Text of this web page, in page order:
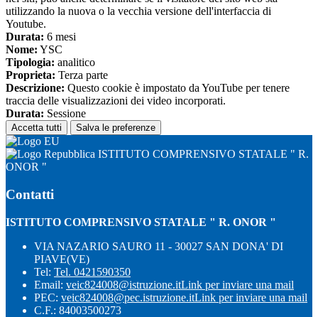
utilizzando la nuova o la vecchia versione dell'interfaccia di
Youtube.
Durata: 6 mesi
Nome: YSC
Tipologia: analitico
Proprieta: Terza parte
Descrizione: Questo cookie è impostato da YouTube per tenere
traccia delle visualizzazioni dei video incorporati.
Durata: Sessione
Accetta tutti Salva le preferenze
ISTITUTO COMPRENSIVO STATALE " R.
ONOR "
Contatti
ISTITUTO COMPRENSIVO STATALE " R. ONOR "
VIA NAZARIO SAURO 11 - 30027 SAN DONA' DI
PIAVE(VE)
Tel: Tel. 0421590350
Email: veic824008@istruzione.itLink per inviare una mail
PEC: veic824008@pec.istruzione.itLink per inviare una mail
C.F.: 84003500273